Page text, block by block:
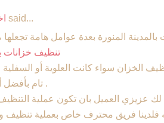
said...
المنورة بعدة عوامل هامة
تنظيف خزانات
تام بأفضل أنواع المطهرات .
عزيزي العميل بان تكون عملية
فلدينا فريق محترف خاص بعملية تنظيف